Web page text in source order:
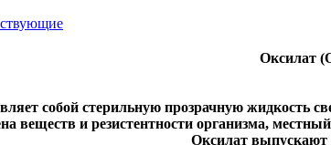
Оксилат
собой стерильную прозрачную жидкость
веществ и резистентности организма,
Оксилат выпускают